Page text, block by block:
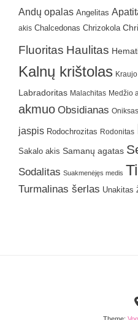
Andų opalas Angelitas
akis Chalcedonas Chrizokola
Fluoritas Haulitas
Kalnų krištolas
Labradoritas Malachitas Medžio
akmuo Obsidianas Oniksas
jaspis Rodochrozitas Rodonitas
Sakalo akis Samanų agatas
Sodalitas Suakmenėjęs medis
Turmalinas šerlas Unakitas